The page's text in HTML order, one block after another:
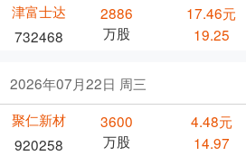
津富士达
732468
2886
万股
17.46元
19.25
2026年07月22日 周三
聚仁新材
920258
3600
万股
4.48元
14.97